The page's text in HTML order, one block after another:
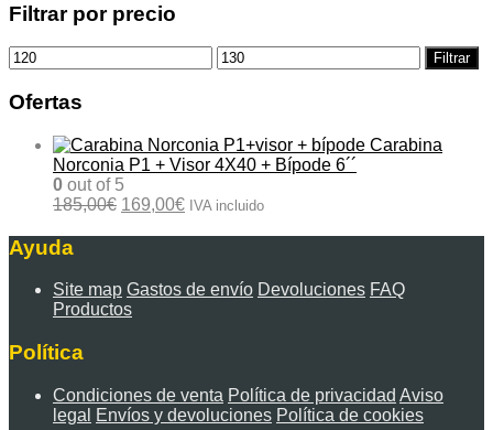
Filtrar por precio
Precio
mínimo
Precio
máximo
Filtrar
Ofertas
Carabina
Norconia P1 + Visor 4X40 + Bípode 6´´
0 out of 5
185,00€ El
185,00€.
169,00€El
169,00€.
IVA incluido
Ayuda
Site map Gastos de envío Devoluciones FAQ
Productos
Política
Condiciones de venta Política de privacidad Aviso
legal
Envíos y devoluciones Política de cookies